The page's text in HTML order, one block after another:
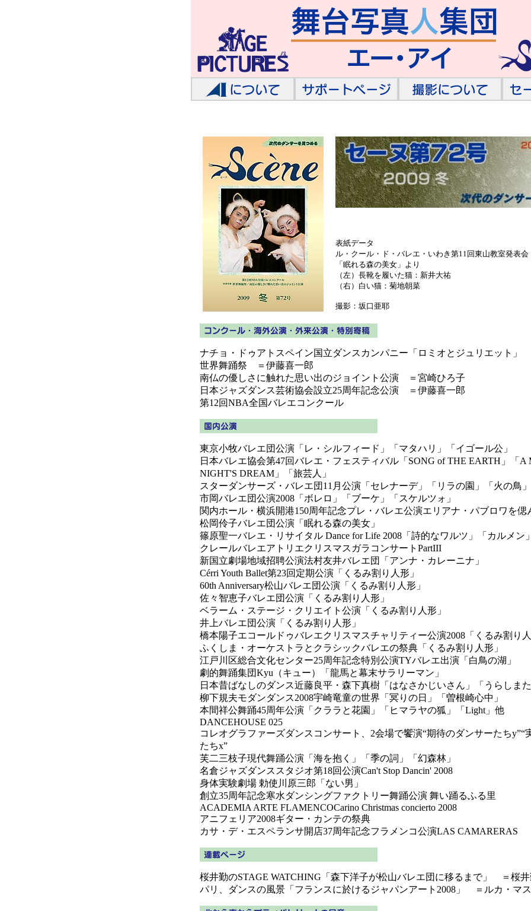
表紙データ
ル・クール・ド・バレエ・いわき第11回東山教室発表会
「眠れる森の美女」より
（左）長靴を履いた猫：新井大祐
（右）白い猫：菊地朝菜
撮影：坂口亜耶
ナチョ・ドゥアトスペイン国立ダンスカンパニー「ロミオとジュリエット」
世界舞踊祭 ＝伊藤喜一郎
南仏の優しさに触れた思い出のジョイント公演 ＝宮崎ひろ子
日本ジャズダンス芸術協会設立25周年記念公演 ＝伊藤喜一郎
第12回NBA全国バレエコンクール
東京小牧バレエ団公演「レ・シルフィード」「マタハリ」「イゴール公」
日本バレエ協会第47回バレエ・フェスティバル「SONG of THE EARTH」「A
NIGHT'S DREAM」「旅芸人」
スターダンサーズ・バレエ団11月公演「セレナーデ」「リラの園」「火の鳥」
市岡バレエ団公演2008「ボレロ」「ブーケ」「スケルツォ」
関内ホール・横浜開港150周年記念プレ・バレエ公演エリアナ・パブロワを偲
松岡伶子バレエ団公演「眠れる森の美女」
篠原聖一バレエ・リサイタル Dance for Life 2008「詩的なワルツ」「カルメン」
クレールバレエアトリエクリスマスガラコンサートPartIII
新国立劇場地域招聘公演法村友井バレエ団「アンナ・カレーニナ」
Cérri Youth Ballet第23回定期公演「くるみ割り人形」
60th Anniversary松山バレエ団公演「くるみ割り人形」
佐々智恵子バレエ団公演「くるみ割り人形」
ベラーム・ステージ・クリエイト公演「くるみ割り人形」
井上バレエ団公演「くるみ割り人形」
橋本陽子エコールドゥバレエクリスマスチャリティー公演2008「くるみ割り人
ふくしま・オーケストラとクラシックバレエの祭典「くるみ割り人形」
江戸川区総合文化センター25周年記念特別公演TYバレエ出演「白鳥の湖」
劇的舞踊集団Kyu（キュー）「龍馬と幕末サラリーマン」
日本昔ばなしのダンス近藤良平・森下真樹「はなさかじいさん」「うらしまた
柳下規夫モダンダンス2008宇崎竜童の世界「冥りの日」「曽根崎心中」
本間祥公舞踊45周年公演「クララと花園」「ヒマラヤの狐」「Light」他
DANCEHOUSE 025
コレオグラファーズダンスコンサート、2会場で饗演“期待のダンサーたちy”“
たちx”
芙二三枝子現代舞踊公演「海を抱く」「季の詞」「幻森林」
名倉ジャズダンススタジオ第18回公演Can't Stop Dancin' 2008
身体実験劇場 勅使川原三郎「ない男」
創立35周年記念寒水ダンシングファクトリー舞踊公演 舞い踊るふる里
ACADEMIA ARTE FLAMENCOCarino Christmas concierto 2008
アニフェリア2008ギター・カンテの祭典
カサ・デ・エスペランサ開店37周年記念フラメンコ公演LAS CAMARERAS
桜井勤のSTAGE WATCHING「森下洋子が松山バレエ団に移るまで」 ＝桜井
パリ、ダンスの風景「フランスに於けるジャパンアート2008」 ＝ルカ・マス